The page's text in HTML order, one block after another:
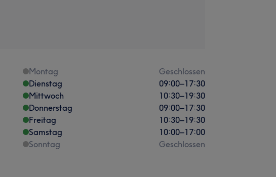
Montag
Geschlossen
Dienstag
09:00–17:30
Mittwoch
10:30–19:30
Donnerstag
09:00–17:30
Freitag
10:30–19:30
Samstag
10:00–17:00
Sonntag
Geschlossen